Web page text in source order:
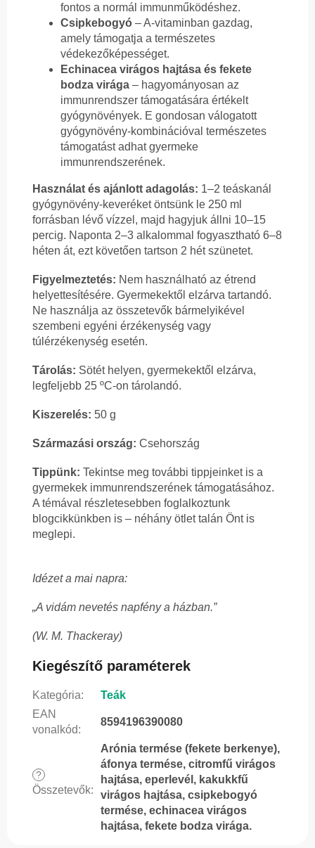
fontos a normál immunműködéshez.
Csipkebogyó – A-vitaminban gazdag,
amely támogatja a természetes
védekezőképességet.
Echinacea virágos hajtása és fekete
bodza virága – hagyományosan az
immunrendszer támogatására értékelt
gyógynövények. E gondosan válogatott
gyógynövény-kombinációval természetes
támogatást adhat gyermeke
immunrendszerének.
Használat és ajánlott adagolás: 1–2 teáskanál
gyógynövény-keveréket öntsünk le 250 ml
forrásban lévő vízzel, majd hagyjuk állni 10–15
percig. Naponta 2–3 alkalommal fogyasztható 6–8
héten át, ezt követően tartson 2 hét szünetet.
Figyelmeztetés: Nem használható az étrend
helyettesítésére. Gyermekektől elzárva tartandó.
Ne használja az összetevők bármelyikével
szembeni egyéni érzékenység vagy
túlérzékenység esetén.
Tárolás: Sötét helyen, gyermekektől elzárva,
legfeljebb 25 ºC-on tárolandó.
Kiszerelés: 50 g
Származási ország: Csehország
Tippünk: Tekintse meg további tippjeinket is a
gyermekek immunrendszerének támogatásához.
A témával részletesebben foglalkoztunk
blogcikkünkben is – néhány ötlet talán Önt is
meglepi.
Idézet a mai napra:
„A vidám nevetés napfény a házban.”
(W. M. Thackeray)
Kiegészítő paraméterek
Kategória:
Teák
EAN
vonalkód:
8594196390080
?
Összetevők:
Arónia termése (fekete berkenye),
áfonya termése, citromfű virágos
hajtása, eperlevél, kakukkfű
virágos hajtása, csipkebogyó
termése, echinacea virágos
hajtása, fekete bodza virága.